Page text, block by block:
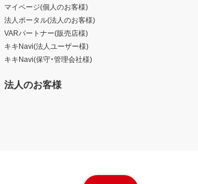
マイページ(個人のお客様)
法人ポータル(法人のお客様)
VARパートナー(販売店様)
キキNavi(法人ユーザー様)
キキNavi(保守・管理会社様)
法人のお客様